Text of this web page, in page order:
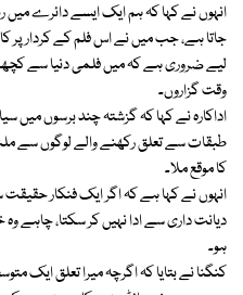
انہوں نے کہا کہ ہم ایک ایسے دائرے
جاتا ہے، جب میں نے اس فلم کے کردار پر
لیے ضروری ہے کہ میں فلمی دنیا سے کچھ
وقت گزاروں۔
اداکارہ نے کہا کہ گزشتہ چند برسوں
طبقات سے تعلق رکھنے والے لوگوں سے
کا موقع ملا۔
انہوں نے کہا ہے کہ اگر ایک فنکار حقیقت
دیانت داری سے ادا نہیں کر سکتا، چاہے وہ
ہو۔
کنگنا نے بتایا کہ اگرچہ میرا تعلق